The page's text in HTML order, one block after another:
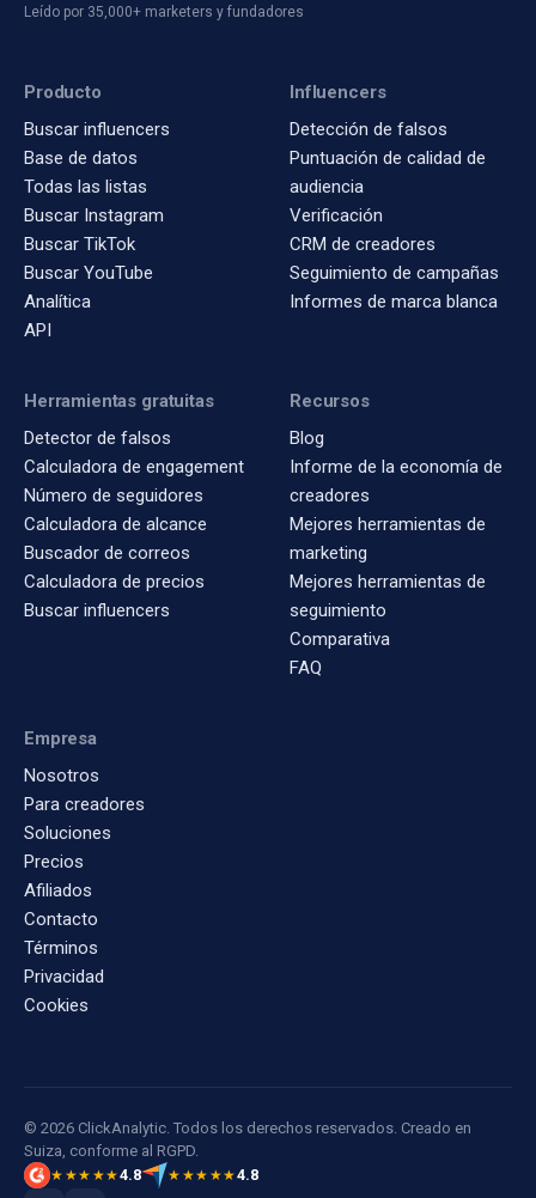
Leído por 35,000+ marketers y fundadores
Producto
Buscar influencers
Base de datos
Todas las listas
Buscar Instagram
Buscar TikTok
Buscar YouTube
Analítica
API
Influencers
Detección de falsos
Puntuación de calidad de
audiencia
Verificación
CRM de creadores
Seguimiento de campañas
Informes de marca blanca
Herramientas gratuitas
Detector de falsos
Calculadora de engagement
Número de seguidores
Calculadora de alcance
Buscador de correos
Calculadora de precios
Buscar influencers
Recursos
Blog
Informe de la economía de
creadores
Mejores herramientas de
marketing
Mejores herramientas de
seguimiento
Comparativa
FAQ
Empresa
Nosotros
Para creadores
Soluciones
Precios
Afiliados
Contacto
Términos
Privacidad
Cookies
© 2026 ClickAnalytic. Todos los derechos reservados. Creado en
Suiza, conforme al RGPD.
★★★★★4.8 ★★★★★4.8